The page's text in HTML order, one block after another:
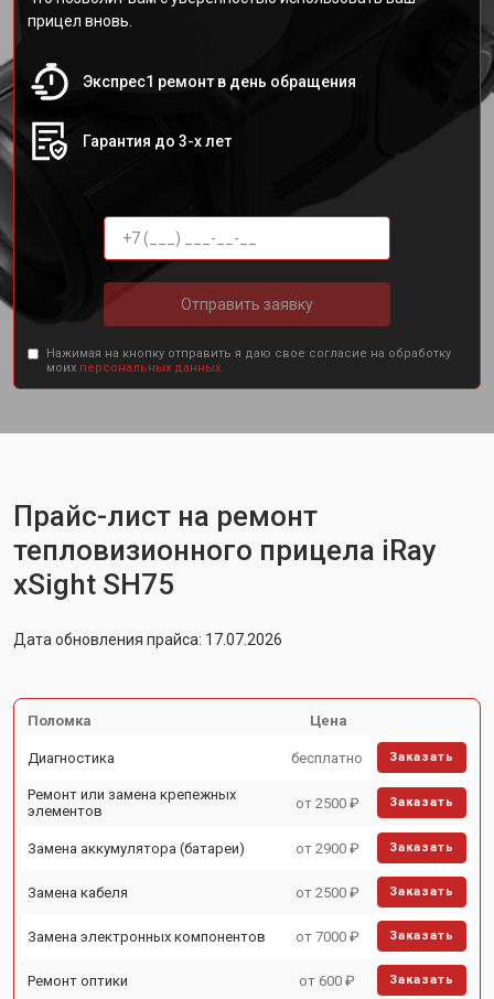
прицел вновь.
Экспрес1 ремонт в день обращения
Гарантия до 3-х лет
Отправить заявку
Нажимая на кнопку отправить я даю свое согласие на обработку
моих персональных данных.
Прайс-лист на ремонт
тепловизионного прицела iRay
xSight SH75
Дата обновления прайса: 17.07.2026
Поломка Цена
Диагностика бесплатно Заказать
Ремонт или замена крепежных
элементов
от 2500 ₽ Заказать
Замена аккумулятора (батареи) от 2900 ₽ Заказать
Замена кабеля от 2500 ₽ Заказать
Замена электронных компонентов от 7000 ₽ Заказать
Ремонт оптики от 600 ₽ Заказать